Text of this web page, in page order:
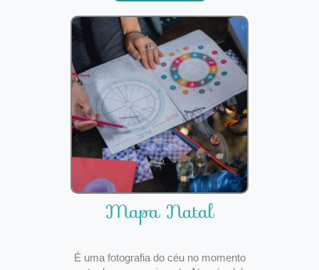
Mapa Natal
É uma fotografia do céu no momento